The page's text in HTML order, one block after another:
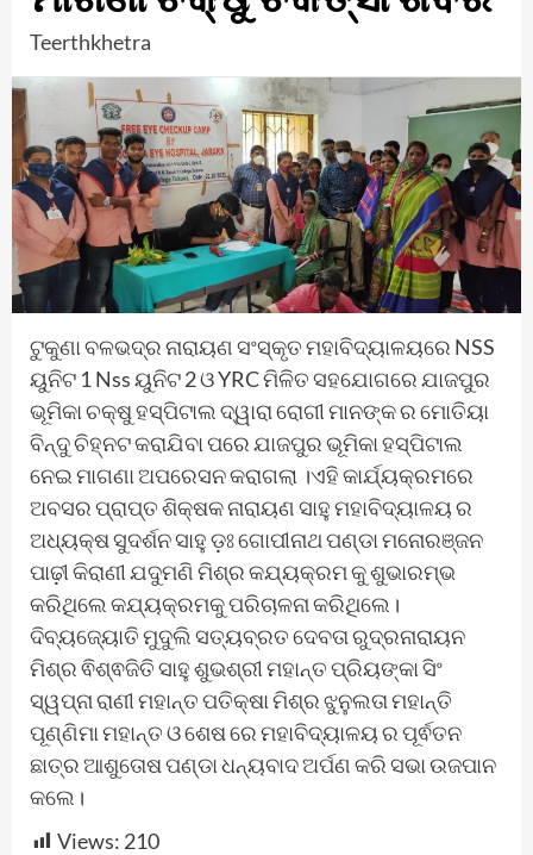
Teerthkhetra
ଟୁକୁଣା ବଳଭଦ୍ର ନାରାୟଣ ସଂସ୍କୃତ ମହାବିଦ୍ୟାଳୟରେ NSS
ୟୁନିଟ 1 Nss ୟୁନିଟ 2 ଓ YRC ମିଳିତ ସହଯୋଗରେ ଯାଜପୁର
ଭୂମିକା ଚକ୍ଷୁ ହସ୍ପିଟାଲ ଦ୍ୱାରା ରୋଗୀ ମାନଙ୍କ ର ମୋତିୟା
ବିନ୍ଦୁ ଚିହ୍ନଟ କରାଯିବା ପରେ ଯାଜପୁର ଭୂମିକା ହସ୍ପିଟାଲ
ନେଇ ମାଗଣା ଅପରେସନ କରାଗଲା ।ଏହି କାର୍ଯ୍ୟକ୍ରମରେ
ଅବସର ପ୍ରାପ୍ତ ଶିକ୍ଷକ ନାରାୟଣ ସାହୁ ମହାବିଦ୍ୟାଳୟ ର
ଅଧ୍ୟକ୍ଷ ସୁଦର୍ଶନ ସାହୁ ଡ଼ଃ ଗୋପୀନାଥ ପଣ୍ଡା ମନୋରଞ୍ଜନ
ପାଢ଼ୀ କିରାଣୀ ଯଦୁମଣି ମିଶ୍ର କଯ୍ୟକ୍ରମ କୁ ଶୁଭାରମ୍ଭ
କରିଥିଲେ କଯ୍ୟକ୍ରମକୁ ପରିଚାଳନା କରିଥିଲେ।
ଦିବ୍ୟଜ୍ୟୋତି ମୁଦୁଲି ସତ୍ୟବ୍ରତ ଦେବତା ରୁଦ୍ରନାରାୟନ
ମିଶ୍ର ଵିଶ୍ଵଜିତି ସାହୁ ଶୁଭଶ୍ରୀ ମହାନ୍ତ ପ୍ରିୟଙ୍କା ସିଂ
ସ୍ୱପ୍ନା ରାଣୀ ମହାନ୍ତ ପତିକ୍ଷା ମିଶ୍ର ଝୁନୁଲତା ମହାନ୍ତି
ପୂଣ୍ଣିମା ମହାନ୍ତ ଓ ଶେଷ ରେ ମହାବିଦ୍ୟାଳୟ ର ପୂର୍ଵତନ
ଛାତ୍ର ଆଶୁତୋଷ ପଣ୍ଡା ଧନ୍ୟବାଦ ଅର୍ପଣ କରି ସଭା ଉଜପାନ
କଲେ।
Views: 210